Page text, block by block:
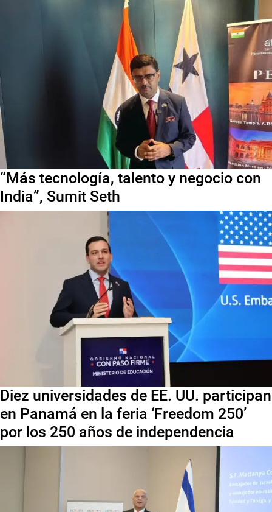
“Más tecnología, talento y negocio con
India”, Sumit Seth
Diez universidades de EE. UU. participan
en Panamá en la feria ‘Freedom 250’
por los 250 años de independencia